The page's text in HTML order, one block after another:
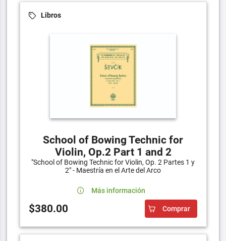
Libros
School of Bowing Technic for
Violin, Op.2 Part 1 and 2
"School of Bowing Technic for Violin, Op. 2 Partes 1 y
2" - Maestría en el Arte del Arco
Más información
$380.00 Comprar